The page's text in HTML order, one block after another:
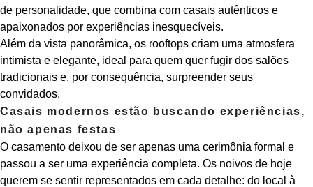
de personalidade, que combina com casais autênticos e
apaixonados por experiências inesquecíveis.
Além da vista panorâmica, os rooftops criam uma atmosfera
intimista e elegante, ideal para quem quer fugir dos salões
tradicionais e, por consequência, surpreender seus
convidados.
Casais modernos estão buscando experiências,
não apenas festas
O casamento deixou de ser apenas uma cerimônia formal e
passou a ser uma experiência completa. Os noivos de hoje
querem se sentir representados em cada detalhe: do local à